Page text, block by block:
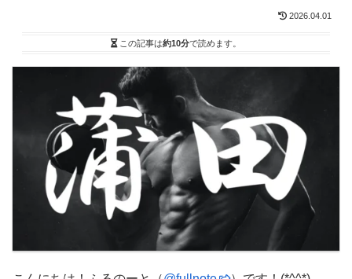
2026.04.01
この記事は約10分で読めます。